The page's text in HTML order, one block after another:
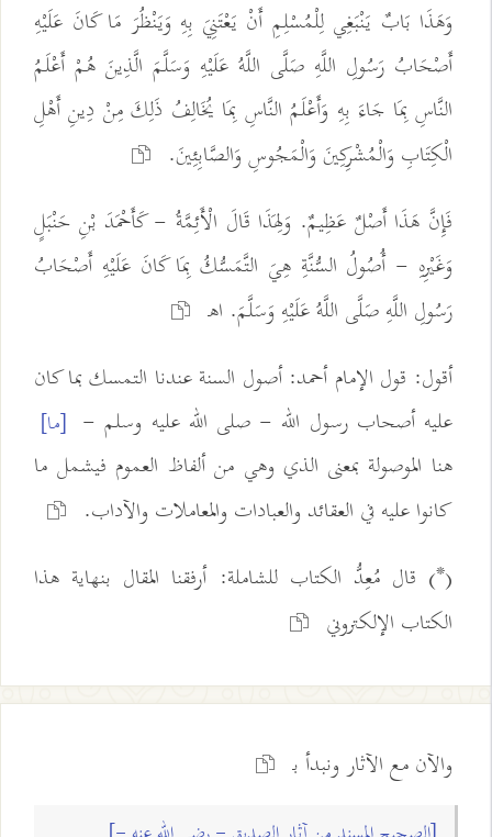
وَهَذَا بَابٌ يَنْبَغِي لِلْمُسْلِمِ أَنْ يَعْتَنِيَ بِهِ وَيَنْظُرَ مَا كَانَ عَلَيْهِ
أَصْحَابُ رَسُولِ اللَّهِ صَلَّى اللَّهُ عَلَيْهِ وَسَلَّمَ الَّذِينَ هُمْ أَعْلَمُ
النَّاسِ بِمَا جَاءَ بِهِ وَأَعْلَمُ النَّاسِ بِمَا يُخَالِفُ ذَلِكَ مِنْ دِينِ أَهْلِ
الْكِتَابِ وَالْمُشْرِكِينَ وَالْمَجُوسِ وَالصَّابِئِينَ.
فَإِنَّ هَذَا أَصْلٌ عَظِيمٌ. وَلِهَذَا قَالَ الْأَئِمَّةُ - كَأَحْمَدَ بْنِ حَنْبَلٍ
وَغَيْرِهِ - أُصُولُ السُّنَّةِ هِيَ التَّمَسُّكُ بِمَا كَانَ عَلَيْهِ أَصْحَابُ
رَسُولِ اللَّهِ صَلَّى اللَّهُ عَلَيْهِ وَسَلَّمَ. اهـ
أقول: قول الإمام أحمد: أصول السنة عندنا التمسك بما كان
عليه أصحاب رسول الله - صلى الله عليه وسلم - [ما]
هنا الموصولة بمعنى الذي وهي من ألفاظ العموم فيشمل ما
كانوا عليه في العقائد والعبادات والمعاملات والآداب.
(*) قال مُعِدُّ الكتاب للشاملة: أرفقنا المقال بنهاية هذا
الكتاب الإلكتروني
والآن مع الآثار ونبدأ بـ